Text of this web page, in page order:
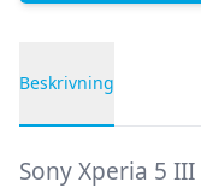
Beskrivning
Sony Xperia 5